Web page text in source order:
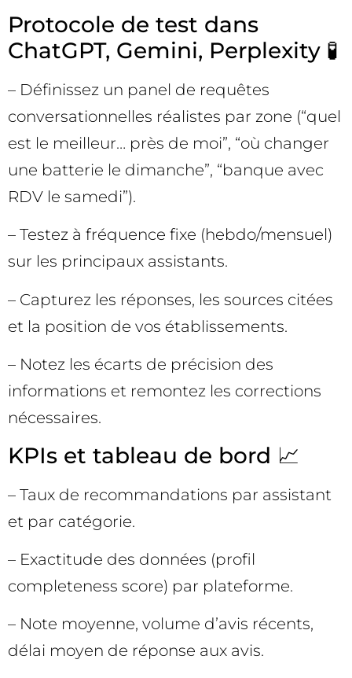
Protocole de test dans
ChatGPT, Gemini, Perplexity 🧪
– Définissez un panel de requêtes
conversationnelles réalistes par zone (“quel
est le meilleur… près de moi”, “où changer
une batterie le dimanche”, “banque avec
RDV le samedi”).
– Testez à fréquence fixe (hebdo/mensuel)
sur les principaux assistants.
– Capturez les réponses, les sources citées
et la position de vos établissements.
– Notez les écarts de précision des
informations et remontez les corrections
nécessaires.
KPIs et tableau de bord 📈
– Taux de recommandations par assistant
et par catégorie.
– Exactitude des données (profil
completeness score) par plateforme.
– Note moyenne, volume d’avis récents,
délai moyen de réponse aux avis.